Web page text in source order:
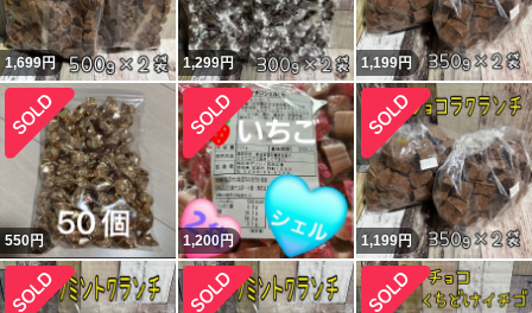
1,699円 1,299円 1,199円
550円 1,200円 1,199円